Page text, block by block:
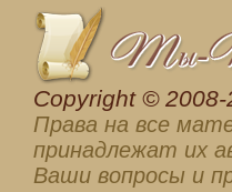
Сopyright ©
Права на все
принадлежат их
Ваши вопросы и